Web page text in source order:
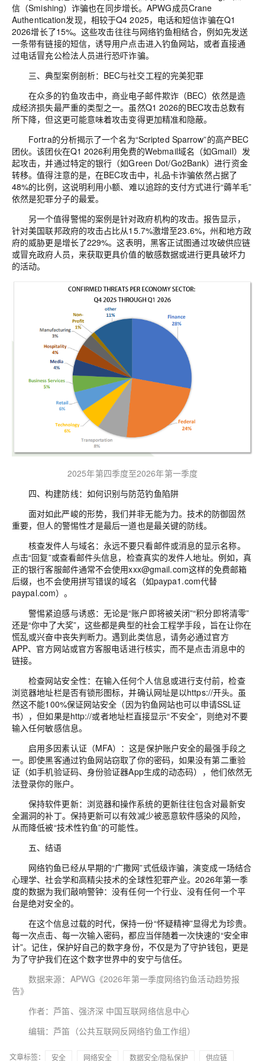
信（Smishing）诈骗也在同步增长。APWG成员Crane
Authentication发现，相较于Q4 2025，电话和短信诈骗在Q1
2026增长了15%。这些攻击往往与网络钓鱼相结合，例如先发送
一条带有链接的短信，诱导用户点击进入钓鱼网站，或者直接通
过电话冒充公检法人员进行恐吓诈骗。
三、典型案例剖析： BEC与社交工程的完美犯罪
在众多的钓鱼攻击中，商业电子邮件欺诈（BEC）依然是造
成经济损失最严重的类型之一。虽然Q1 2026的BEC攻击总数有
所下降，但这更可能意味着攻击变得更加精准和隐蔽。
Fortra的分析揭示了一个名为“Scripted Sparrow”的高产BEC
团伙。该团伙在Q1 2026利用免费的Webmail域名（如Gmail）发
起攻击，并通过特定的银行（如Green Dot/Go2Bank）进行资金
转移。值得注意的是，在BEC攻击中，礼品卡诈骗依然占据了
48%的比例，这说明利用小额、难以追踪的支付方式进行“薅羊毛”
依然是犯罪分子的最爱。
另一个值得警惕的案例是针对政府机构的攻击。报告显示，
针对美国联邦政府的攻击占比从15.7%激增至23.6%，州和地方政
府的威胁更是增长了229%。这表明，黑客正试图通过攻破供应链
或冒充政府人员，来获取更具价值的敏感数据或进行更具破坏力
的活动。
2025年第四季度至2026年第一季度
四、构建防线：如何识别与防范钓鱼陷阱
面对如此严峻的形势，我们并非无能为力。技术的防御固然
重要，但人的警惕性才是最后一道也是最关键的防线。
核查发件人与域名：永远不要只看邮件或消息的显示名称。
点击“回复”或查看邮件头信息，检查真实的发件人地址。例如，真
正的银行客服邮件通常不会使用xxx@gmail.com这样的免费邮箱
后缀，也不会使用拼写错误的域名（如paypa1.com代替
paypal.com）。
警惕紧迫感与诱惑：无论是“账户即将被关闭”“积分即将清零”
还是“你中了大奖”，这些都是典型的社会工程学手段，旨在让你在
慌乱或兴奋中丧失判断力。遇到此类信息，请务必通过官方
APP、官方网站或官方客服电话进行核实，而不是点击消息中的
链接。
检查网站安全性：在输入任何个人信息或进行支付前，检查
浏览器地址栏是否有锁形图标，并确认网址是以https://开头。虽
然这不能100%保证网站安全（因为钓鱼网站也可以申请SSL证
书），但如果是http://或者地址栏直接显示“不安全”，则绝对不要
输入任何敏感信息。
启用多因素认证（MFA）：这是保护账户安全的最强手段之
一。即使黑客通过钓鱼网站窃取了你的密码，如果没有第二重验
证（如手机验证码、身份验证器App生成的动态码），他们依然无
法登录你的账户。
保持软件更新：浏览器和操作系统的更新往往包含对最新安
全漏洞的补丁。保持更新可以有效减少被恶意软件感染的风险，
从而降低被“技术性钓鱼”的可能性。
五、结语
网络钓鱼已经从早期的“广撒网”式低级诈骗，演变成一场结合
心理学、社会学和高精尖技术的全球性犯罪产业。2026年第一季
度的数据为我们敲响警钟：没有任何一个行业、没有任何一个平
台是绝对安全的。
在这个信息过载的时代，保持一份“怀疑精神”显得尤为珍贵。
每一次点击、每一次输入密码，都应当伴随着一次快速的“安全审
计”。记住，保护好自己的数字身份，不仅是为了守护钱包，更是
为了守护我们在这个数字世界中的安宁与信任。
数据来源： APWG 《2026年第一季度网络钓鱼活动趋势报
告》
作者：芦笛、 强济深 中国互联网络信息中心
编辑：芦笛（公共互联网反网络钓鱼工作组）
文章标签： 安全 网络安全 数据安全/隐私保护 供应链